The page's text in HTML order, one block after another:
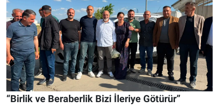
“Birlik ve Beraberlik Bizi İleriye Götürür”